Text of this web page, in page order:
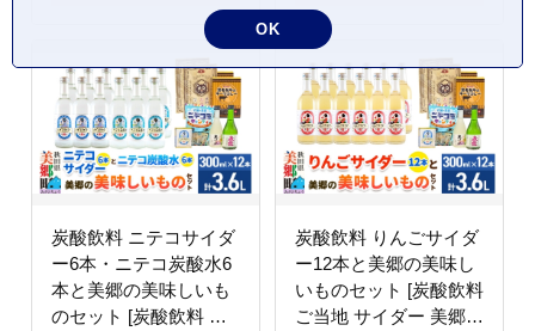
美郷町]
炭酸飲料 ニテコサイダ
ー6本・ニテコ炭酸水6
本と美郷の美味しいも
のセット [炭酸飲料 ご
炭酸飲料 りんごサイダ
ー12本と美郷の美味し
いものセット [炭酸飲料
ご当地 サイダー 美郷た
OK